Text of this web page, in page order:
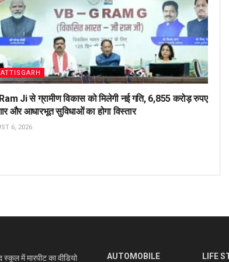
Ji से ग्रामीण विकास को मिलेगी नई गति, 6,855 करोड़ रुपए
और आधारभूत सुविधाओं का होगा विस्तार
6, 2026
में मारपीट का वीडियो AUTOMOBILE LIFE